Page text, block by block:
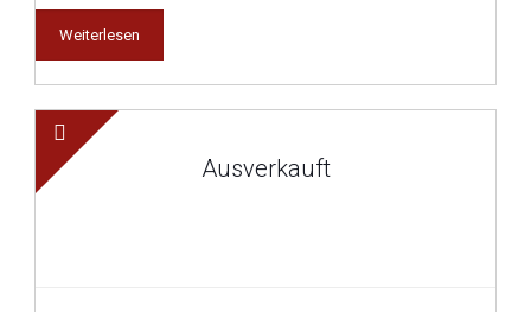
Weiterlesen
Ausverkauft